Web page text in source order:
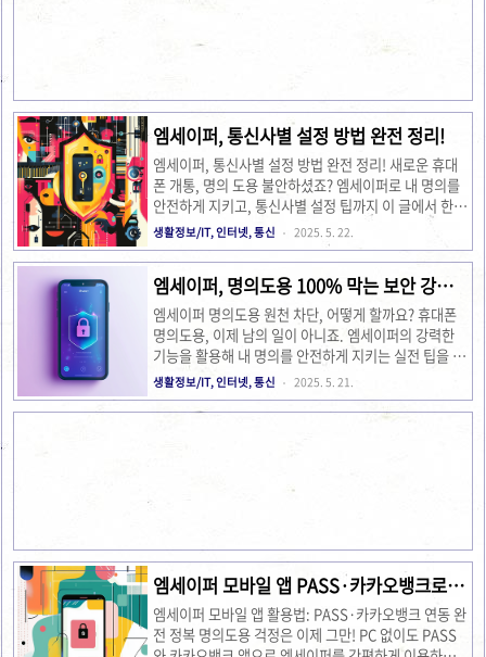
알려드릴게요. 내 소중한 명의를 지키는 데 정말 큰 도
운영되고 있답니다. 사실 저는 주말이나 공휴일에는 이
용..
엠세이퍼, 통신사별 설정 방법 완전 정리!
엠세이퍼, 통신사별 설정 방법 완전 정리! 새로운 휴대
폰 개통, 명의 도용 불안하셨죠? 엠세이퍼로 내 명의를
안전하게 지키고, 통신사별 설정 팁까지 이 글에서 한
번에 확인하세요!요즘 보이스피싱이니 명의 도용이니,
정말 휴대폰 개통 하나도 마음 편히 못 하겠는 시대잖아
요. 저도 얼마 전에 새 휴대폰으로 바꾸려고 알아보는
데, 엠세이퍼라는 서비스가 그렇게 중요하다고 하더라
고요. 사실 처음엔 '이게 뭐지? 또 복잡한 건가?' 싶었거
든요. 그런데 막상 써보니까, 이거 진짜 꿀템이더라고
요! 통신사 상관없이 내 명의로 휴대폰이 개통되는 걸
실시간으로 막아주고 알려주는 서비스라니, 완전 안심
되잖아요? 엠세이퍼, 대체 뭘까요? 엠세이퍼(Msafer)
는 한국정보통신진흥협회(KAIT)에서 제공하는 명의도
생활정보/IT, 인터넷, 통신 2025. 5. 22.
엠세이퍼, 명의도용 100% 막는 보안 강화
실전 팁 (알뜰폰도 OK!)
엠세이퍼 명의도용 원천 차단, 어떻게 할까요? 휴대폰
명의도용, 이제 남의 일이 아니죠. 엠세이퍼의 강력한
기능을 활용해 내 명의를 안전하게 지키는 실전 팁을 알
려드릴게요!솔직히 말해서, 우리가 살면서 휴대폰 명의
도용을 당할 거라곤 생각 잘 안 하잖아요? 저도 그랬어
요. 그런데 주변에 피해를 본 지인 이야기를 들으니까
리고 공공장소 접속 시 주의사항까지, 제 경험과 함께
꼼꼼하게 ..
생활정보/IT, 인터넷, 통신 2025. 5. 21.
엠세이퍼 모바일 앱 PASS·카카오뱅크로 명
의도용 완벽 방어!
엠세이퍼 모바일 앱 활용법: PASS·카카오뱅크 연동 완
전 정복 명의도용 걱정은 이제 그만! PC 없이도 PASS